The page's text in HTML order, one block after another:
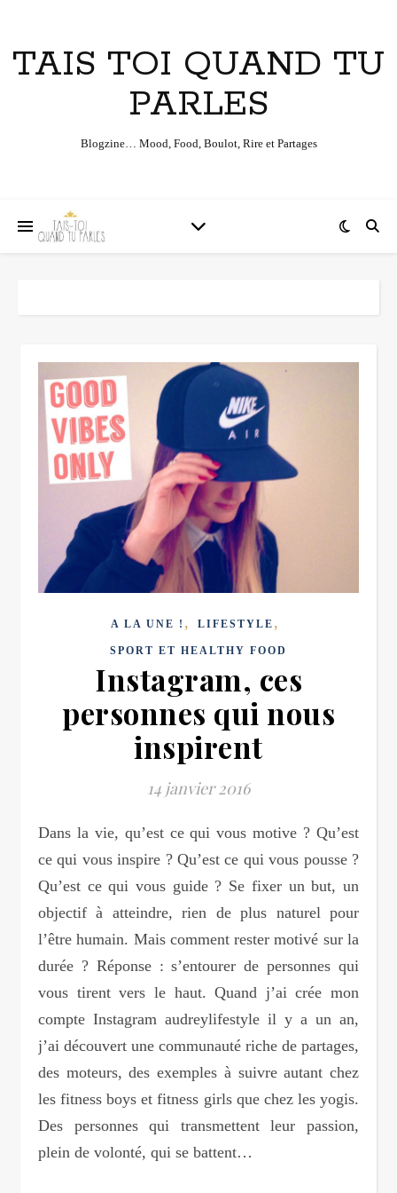
TAIS TOI QUAND TU
PARLES
Blogzine… Mood, Food, Boulot, Rire et Partages
A LA UNE ! , LIFESTYLE ,
SPORT ET HEALTHY FOOD
Instagram, ces
personnes qui nous
inspirent
14 janvier 2016
Dans la vie, qu’est ce qui vous motive ? Qu’est
ce qui vous inspire ? Qu’est ce qui vous pousse ?
Qu’est ce qui vous guide ? Se fixer un but, un
objectif à atteindre, rien de plus naturel pour
l’être humain. Mais comment rester motivé sur la
durée ? Réponse : s’entourer de personnes qui
vous tirent vers le haut. Quand j’ai crée mon
compte Instagram audreylifestyle il y a un an,
j’ai découvert une communauté riche de partages,
des moteurs, des exemples à suivre autant chez
les fitness boys et fitness girls que chez les yogis.
Des personnes qui transmettent leur passion,
plein de volonté, qui se battent…